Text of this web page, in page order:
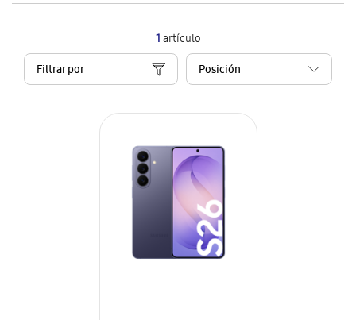
1artículo
Filtrar por